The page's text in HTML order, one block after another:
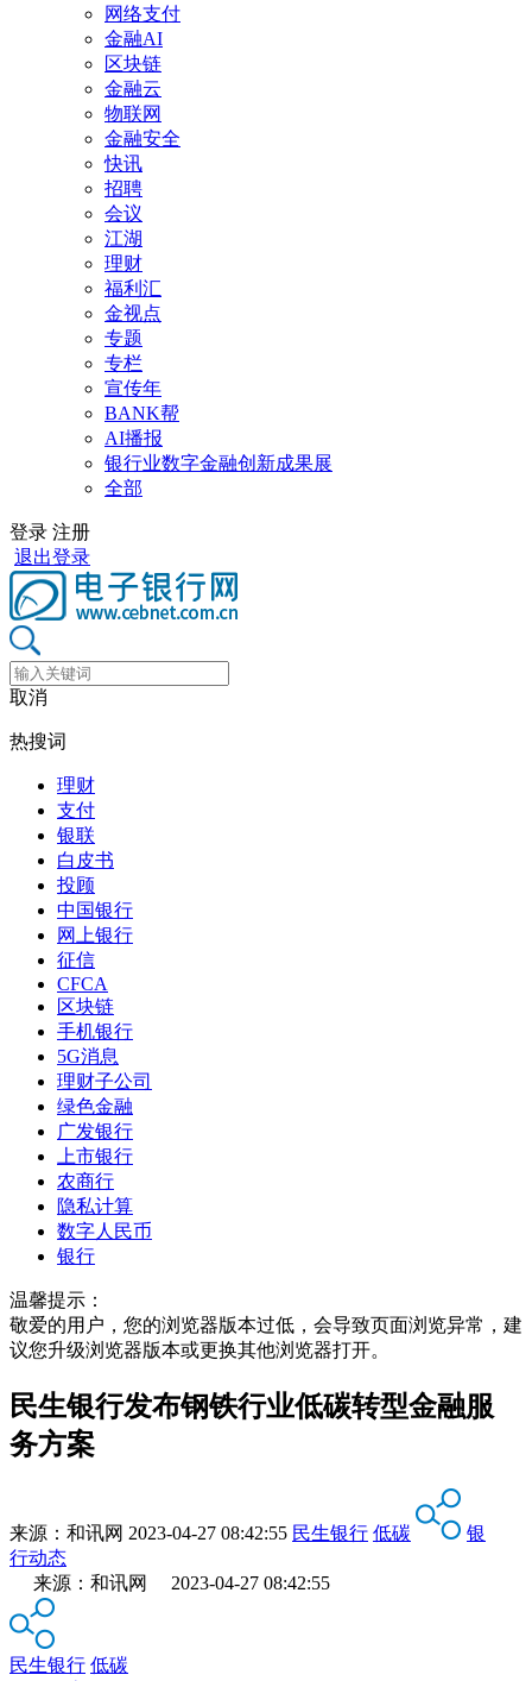
网络支付
金融AI
区块链
金融云
物联网
金融安全
快讯
招聘
会议
江湖
理财
福利汇
金视点
专题
专栏
宣传年
BANK帮
AI播报
银行业数字金融创新成果展
全部
登录 注册
退出登录
取消
热搜词
理财
支付
银联
白皮书
投顾
中国银行
网上银行
征信
CFCA
区块链
手机银行
5G消息
理财子公司
绿色金融
广发银行
上市银行
农商行
隐私计算
数字人民币
银行
温馨提示：
敬爱的用户，您的浏览器版本过低，会导致页面浏览异常，建
议您升级浏览器版本或更换其他浏览器打开。
民生银行发布钢铁行业低碳转型金融服
务方案
来源： 和讯网 2023-04-27 08:42:55 民生银行 低碳
银
行动态
来源：和讯网 2023-04-27 08:42:55
民生银行 低碳